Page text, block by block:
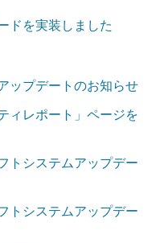
ドを実装しました
ップデートのお知らせ
ィレポート」ページを
トシステムアップデー
トシステムアップデー